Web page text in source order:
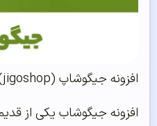
افزونه جیگوشاپ (jigoshop)
افزونه جیگوشاب یکی از